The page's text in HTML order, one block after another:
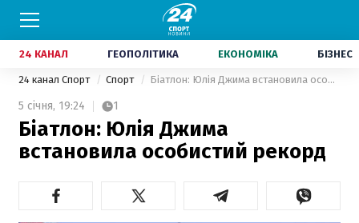
24 КАНАЛ ГЕОПОЛІТИКА ЕКОНОМІКА БІЗНЕС
24 канал Спорт Спорт Біатлон: Юлія Джима встановила особистий рекорд
5 січня, 19:24 1
Біатлон: Юлія Джима
встановила особистий рекорд